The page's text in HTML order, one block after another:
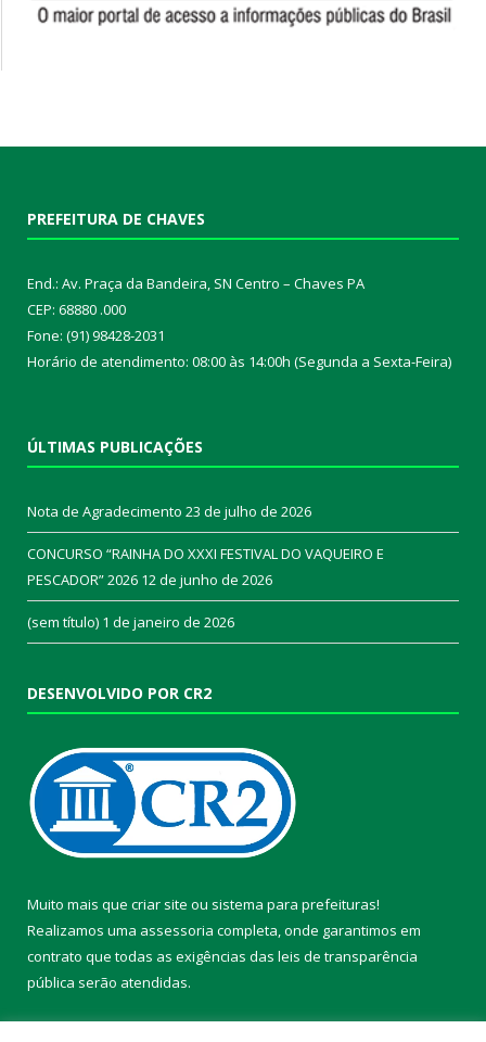
PREFEITURA DE CHAVES
End.: Av. Praça da Bandeira, SN Centro – Chaves PA
CEP: 68880 .000
Fone: (91) 98428-2031
Horário de atendimento: 08:00 às 14:00h (Segunda a Sexta-Feira)
ÚLTIMAS PUBLICAÇÕES
Nota de Agradecimento 23 de julho de 2026
CONCURSO “RAINHA DO XXXI FESTIVAL DO VAQUEIRO E
PESCADOR” 2026 12 de junho de 2026
(sem título) 1 de janeiro de 2026
DESENVOLVIDO POR CR2
Muito mais que criar site ou sistema para prefeituras!
Realizamos uma assessoria completa, onde garantimos em
contrato que todas as exigências das leis de transparência
pública serão atendidas.